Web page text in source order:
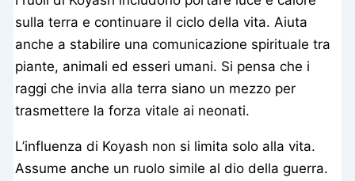
sulla terra e continuare il ciclo della vita. Aiuta
anche a stabilire una comunicazione spirituale tra
piante, animali ed esseri umani. Si pensa che i
raggi che invia alla terra siano un mezzo per
trasmettere la forza vitale ai neonati.
L’influenza di Koyash non si limita solo alla vita.
Assume anche un ruolo simile al dio della guerra.